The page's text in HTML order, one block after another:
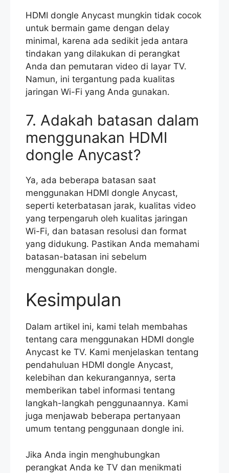
HDMI dongle Anycast mungkin tidak cocok
untuk bermain game dengan delay
minimal, karena ada sedikit jeda antara
tindakan yang dilakukan di perangkat
Anda dan pemutaran video di layar TV.
Namun, ini tergantung pada kualitas
jaringan Wi-Fi yang Anda gunakan.
7. Adakah batasan dalam
menggunakan HDMI
dongle Anycast?
Ya, ada beberapa batasan saat
menggunakan HDMI dongle Anycast,
seperti keterbatasan jarak, kualitas video
yang terpengaruh oleh kualitas jaringan
Wi-Fi, dan batasan resolusi dan format
yang didukung. Pastikan Anda memahami
batasan-batasan ini sebelum
menggunakan dongle.
Kesimpulan
Dalam artikel ini, kami telah membahas
tentang cara menggunakan HDMI dongle
Anycast ke TV. Kami menjelaskan tentang
pendahuluan HDMI dongle Anycast,
kelebihan dan kekurangannya, serta
memberikan tabel informasi tentang
langkah-langkah penggunaannya. Kami
juga menjawab beberapa pertanyaan
umum tentang penggunaan dongle ini.
Jika Anda ingin menghubungkan
perangkat Anda ke TV dan menikmati